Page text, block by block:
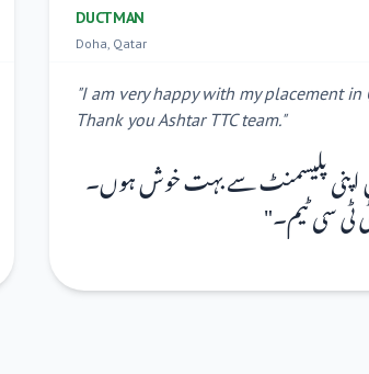
DUCTMAN
Doha, Qatar
"I am very happy with my placement in
Thank you Ashtar TTC team."
اپنی پلیسمنٹ سے بہت خوش ہوں۔
ٹی سی ٹیم۔"